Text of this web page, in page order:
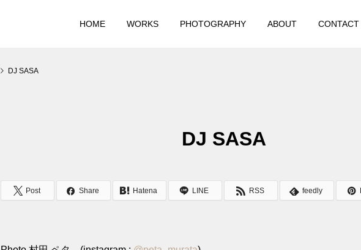
HOME WORKS PHOTOGRAPHY ABOUT CONTACT
DJ SASA
DJ SASA
Post Share Hatena LINE RSS feedly